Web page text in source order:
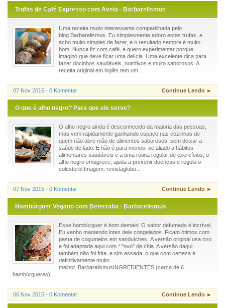
Trufas de Café Expresso com Aveia - Barbarelismus
Uma receita muito interessante compartilhada pelo
blog Barbarelismus. Eu simplesmente adoro estas trufas, e
acho muito simples de fazer, e o resultado sempre é muito
bom. Nunca fiz com café, e quero experimentar porque
imagino que deve ficar uma delícia. Uma excelente dica para
fazer docinhos saudáveis, nutritivos e muito saborosos. A
receita original em inglês tem um...
07 Nov 2015 - 0 Komentar Continue Lendo ►
O que é alho negro? Para que ele serve?
O alho negro ainda é desconhecido da maioria das pessoas,
mas vem rapidamente ganhando espaço nas cozinhas de
quem não abre mão de alimentos saborosos, sem deixar a
saúde de lado. E não é para menos: se aliado a hábitos
alimentares saudáveis e a uma rotina regular de exercícios, o
alho negro emagrece, ajuda a prevenir doenças e regula o
colesterol.Imagem: revistaglobo...
07 Nov 2015 - 0 Komentar Continue Lendo ►
Hambúrguer Vegano com Beterraba - Barbarelismus
Esse hambúrguer é bom demais! O sabor defumado é incrível.
Eu venho mantendo lotes dele congelados. Ficam ótimos com
pasta de cogumelos em sanduíches. A versão original usa ovo
e foi adaptada aqui com * "ovo" de chia. A versão daqui
também não foi frita, e sim assada, o que com certeza é
definitivamente muito
melhor. BarbarelismusINGREDIENTES (cerca de 6
hambúrgueres)...
06 Nov 2015 - 0 Komentar Continue Lendo ►